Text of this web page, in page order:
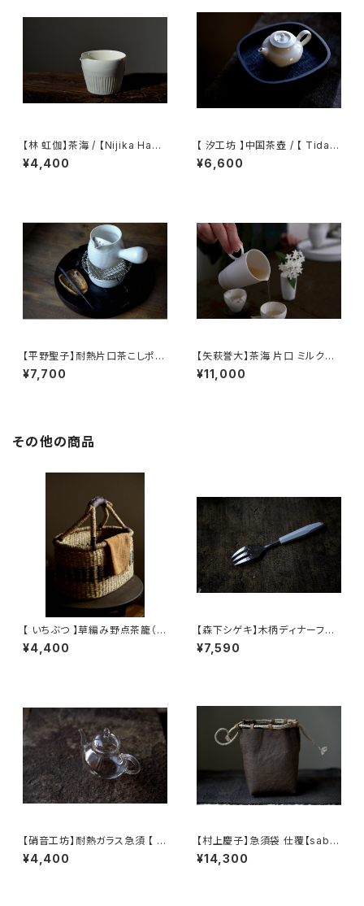
【林 虹伽】茶海 / 【Nijika Haya
shi 】tea pitcher
¥4,400
【 汐工坊 】中国茶壺 / 【 Tidal
Atelier 】Chinese teapot
¥6,600
【平野聖子】耐熱片口茶こしポッ
ト / 【Masako Hirano】Heat-r
esistant spout tea strainer
¥7,700
【矢萩誉大】茶海 片口 ミルクピ
ッチャー / 【Takahiro Yahagi】
Fair cup Katakuchi Milk pit
¥11,000
その他の商品
【 いちぶつ 】草編み野点茶籠（ア
ルコールランプの風よけとしても
お使いいただけます）
¥4,400
【森下シゲキ】木柄ディナーフォ
ーク /【Shigeki Morishita】w
ooden-handle dinner fork
¥7,590
【硝音工坊】耐熱ガラス急須 【 S
hione Studio】Borosilicate
glass teapot
¥4,400
【村上慶子】急須袋 仕覆【sabi-
nuno】teapot bag tea cadd
y pouch
¥14,300